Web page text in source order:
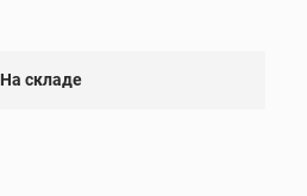
На складе